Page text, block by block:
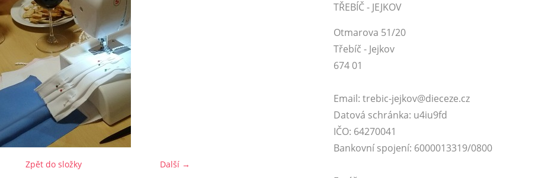
Další →
Zpět do složky
TŘEBÍČ - JEJKOV
Otmarova 51/20
Třebíč - Jejkov
674 01
Email: trebic-jejkov@dieceze.cz
Datová schránka: u4iu9fd
IČO: 64270041
Bankovní spojení: 6000013319/0800